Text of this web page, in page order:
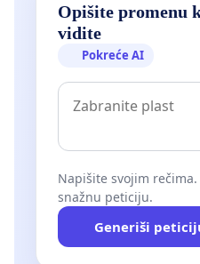
Opišite promenu
vidite
Pokreće AI
Napišite svojim
snažnu peticiju.
Generiši